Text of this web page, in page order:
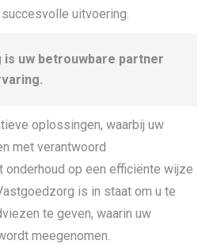
uitvoering.
is uw betrouwbare partner
oplossingen, waarbij uw
met verantwoord
onderhoud op een efficiënte wijze
is in staat om u te
te geven, waarin uw
meegenomen.